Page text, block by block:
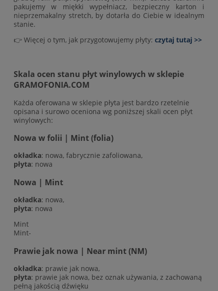
pakujemy w miękki wypełniacz, bezpieczny karton i
nieprzemakalny stretch, by dotarła do Ciebie w idealnym
stanie.
👉 Więcej o tym, jak przygotowujemy płyty: czytaj tutaj >>
Skala ocen stanu płyt winylowych w sklepie
GRAMOFONIA.COM
Każda oferowana w sklepie płyta jest bardzo rzetelnie
opisana i surowo oceniona wg poniższej skali ocen płyt
winylowych:
Nowa w folii | Mint (folia)
okładka: nowa, fabrycznie zafoliowana,
płyta: nowa
Nowa | Mint
okładka: nowa,
płyta: nowa
Mint
Mint-
Prawie jak nowa | Near mint (NM)
okładka: prawie jak nowa,
płyta: prawie jak nowa, bez oznak używania, z zachowaną
pełną jakością dźwięku